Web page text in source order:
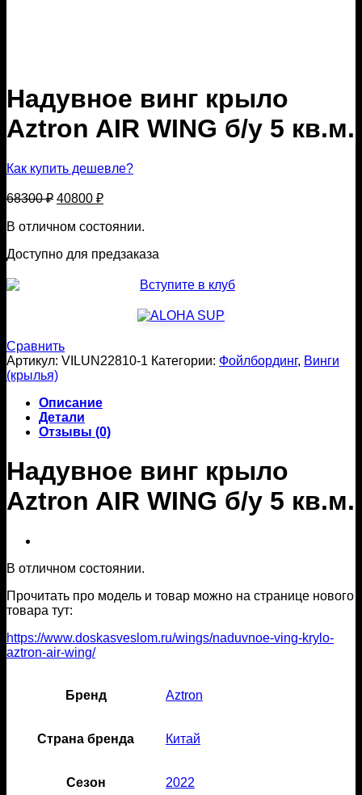
Надувное винг крыло
Aztron AIR WING б/у 5 кв.м.
Как купить дешевле?
68300₽ Первоначальная
составляла
40800 ₽Текущая
40800 ₽.
В отличном состоянии.
Доступно для предзаказа
Сравнить
Артикул: VILUN22810-1 Категории: Фойлбординг, Винги
(крылья)
Описание
Детали
Отзывы (0)
Надувное винг крыло
Aztron AIR WING б/у 5 кв.м.
В отличном состоянии.
Прочитать про модель и товар можно на странице нового
товара тут:
https://www.doskasveslom.ru/wings/naduvnoe-ving-krylo-
aztron-air-wing/
Бренд Aztron
Страна бренда Китай
Сезон 2022